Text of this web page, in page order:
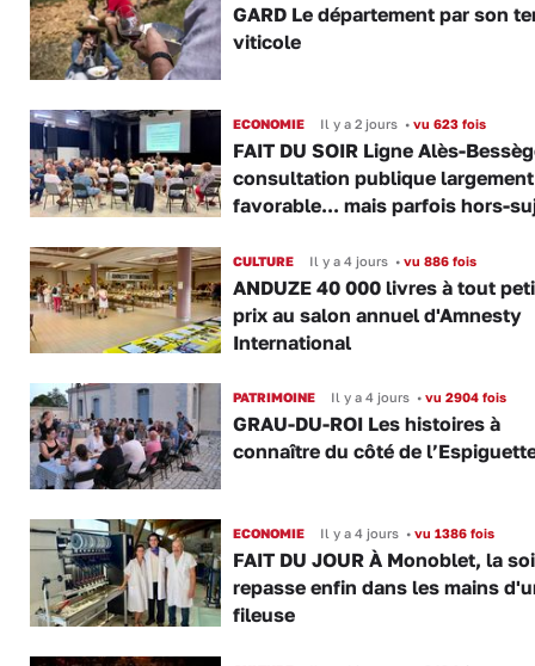
GARD Le département par son
viticole
ECONOMIE Il y a 2 jours •vu 623 fois
FAIT DU SOIR Ligne Alès-
consultation publique largement
favorable... mais parfois hors-
CULTURE Il y a 4 jours •vu 886 fois
ANDUZE 40 000 livres à tout
prix au salon annuel d'Amnesty
International
PATRIMOINE Il y a 4 jours •vu 2904 fois
GRAU-DU-ROI Les histoires à
connaître du côté de
ECONOMIE Il y a 4 jours •vu 1386 fois
FAIT DU JOUR À Monoblet, la
repasse enfin dans les mains
fileuse